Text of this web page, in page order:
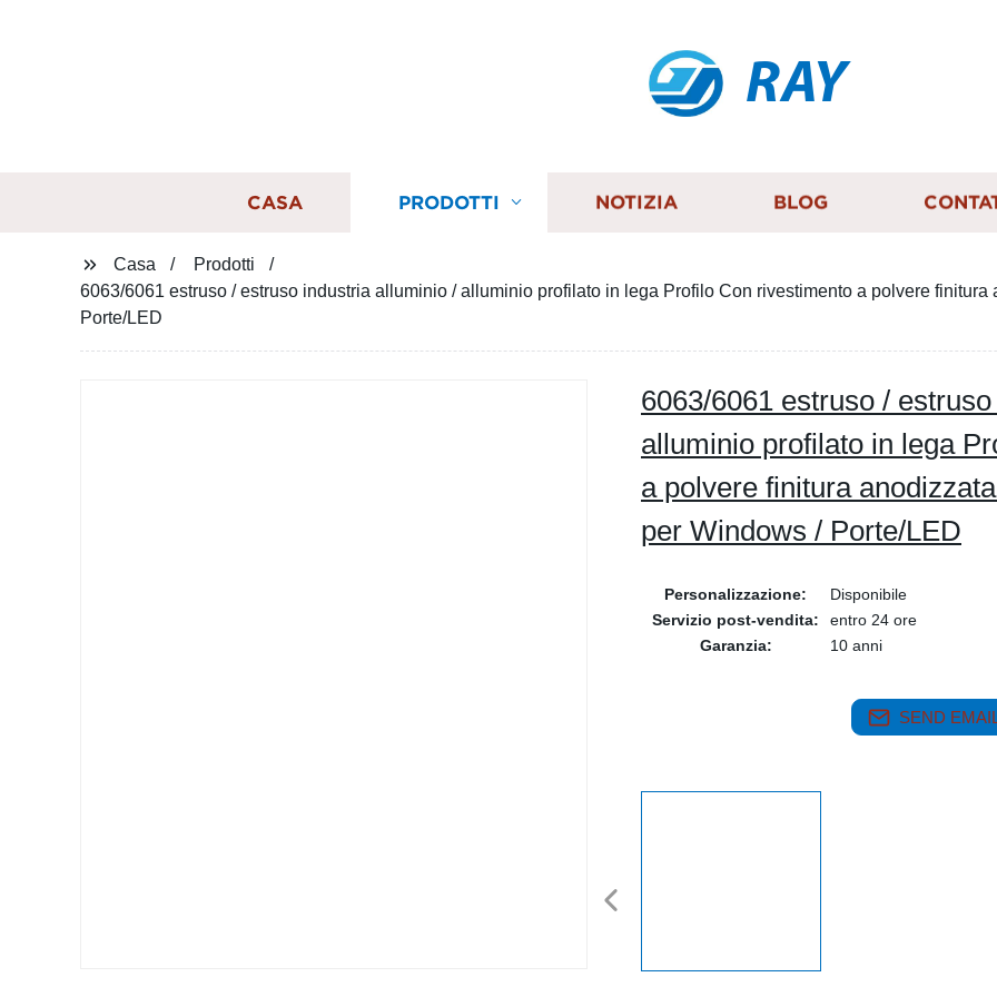
RAY
CASA PRODOTTI NOTIZIA BLOG
Casa
Prodotti
6063/6061 estruso / estruso industria alluminio / alluminio profilato in lega Profilo Con rivestimento a polvere
Porte/LED
6063/6061 estruso /
alluminio profilato in lega
a polvere finitura
per Windows / Porte/LED
Personalizzazione:
Disponibile
Servizio post-vendita:
entro 24 ore
Garanzia:
10 anni
SEND